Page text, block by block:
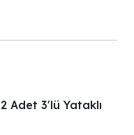
2 Adet 3'lü Yataklı